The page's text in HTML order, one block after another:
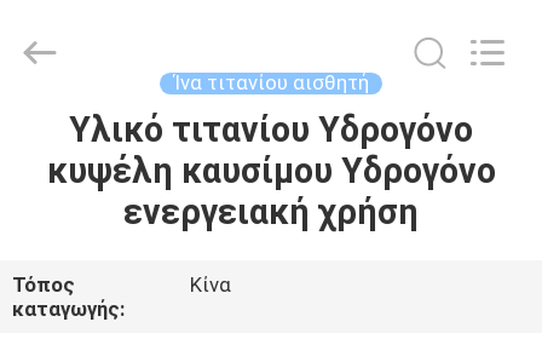
ΣΠΊΤΙ
ΠΡΟΪΌΝΤΑ
ΒΊΝΤΕΟ
Materials
Ίνα τιτανίου αισθητή
Υλικό τιτανίου Υδρογόνο
κυψέλη καυσίμου Υδρογόνο
ενεργειακή χρήση
Τόπος
καταγωγής:
Κίνα